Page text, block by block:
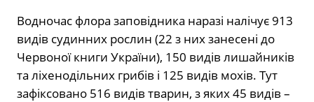
Водночас флора заповідника наразі налічує 913
видів судинних рослин (22 з них занесені до
Червоної книги України), 150 видів лишайників
та ліхенодільних грибів і 125 видів мохів. Тут
зафіксовано 516 видів тварин, з яких 45 видів –